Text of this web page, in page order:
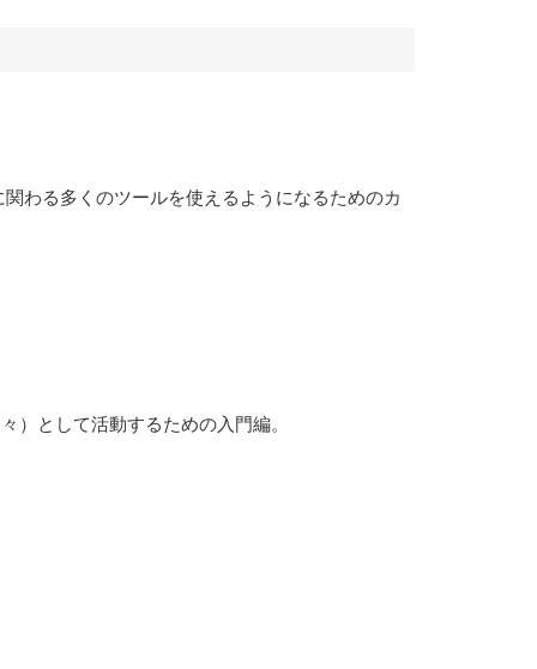
わる多くのツールを使えるようになるためのカ
）として活動するための入門編。